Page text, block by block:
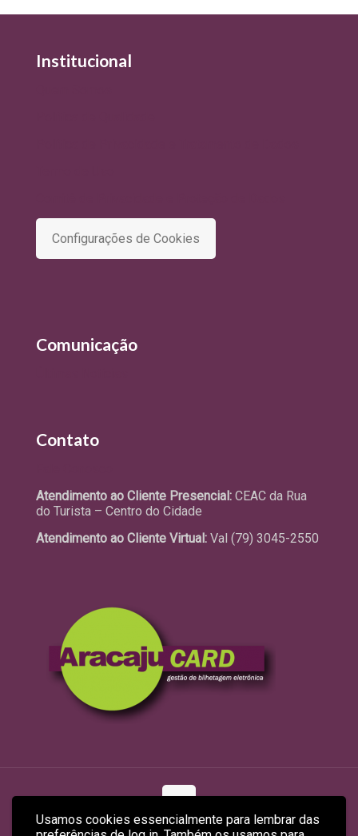
Usamos cookies essencialmente para lembrar das
Institucional
Configurações de Cookies
Comunicação
Contato
Atendimento ao Cliente Presencial: CEAC da Rua
do Turista – Centro do Cidade
Atendimento ao Cliente Virtual: Val (79) 3045-2550